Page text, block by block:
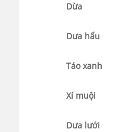
Dừa
Dưa hấu
Táo xanh
Xí muội
Dưa lưới